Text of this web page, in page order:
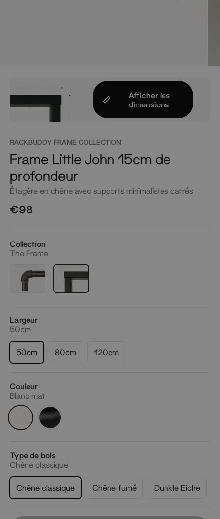
Afficher les
dimensions
RACKBUDDY FRAME COLLECTION
Frame Little John 15cm de
profondeur
Étagère en chêne avec supports minimalistes carrés
€98
Collection
The Frame
Largeur
50cm
50cm 80cm 120cm
Couleur
Blanc mat
Blanc
mat
Noir
mat
Type de bois
Chêne classique
Chêne classique Chêne fumé Dunkle Eiche